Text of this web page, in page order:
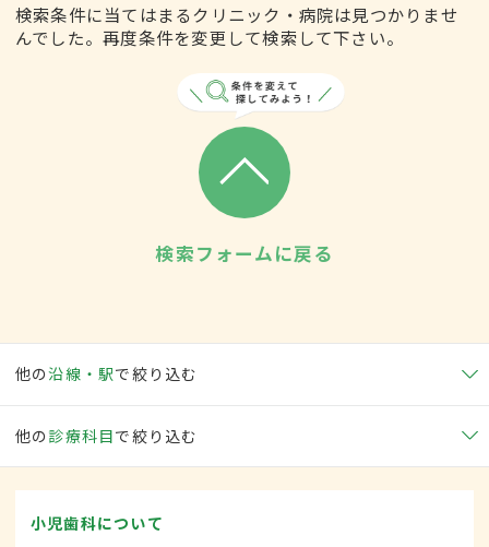
検索条件に当てはまるクリニック・病院は見つかりませ
んでした。再度条件を変更して検索して下さい。
検索フォームに戻る
他の沿線・駅で絞り込む
他の 診療科目で絞り込む
小児歯科について